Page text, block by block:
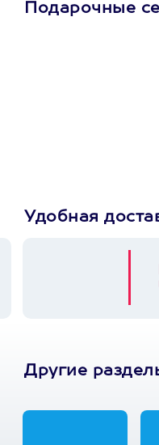
Подарочные
Удобная
Другие